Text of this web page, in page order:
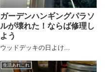
ガーデンハンギングパラソ
ルが壊れた！ならば修理し
よう
ウッドデッキの日よけ...
生活あれこれ